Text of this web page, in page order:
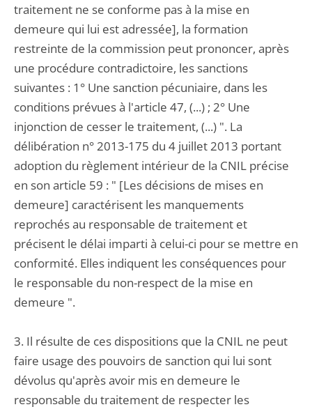
traitement ne se conforme pas à la mise en
demeure qui lui est adressée], la formation
restreinte de la commission peut prononcer, après
une procédure contradictoire, les sanctions
suivantes : 1° Une sanction pécuniaire, dans les
conditions prévues à l'article 47, (...) ; 2° Une
injonction de cesser le traitement, (...) ". La
délibération n° 2013-175 du 4 juillet 2013 portant
adoption du règlement intérieur de la CNIL précise
en son article 59 : " [Les décisions de mises en
demeure] caractérisent les manquements
reprochés au responsable de traitement et
précisent le délai imparti à celui-ci pour se mettre en
conformité. Elles indiquent les conséquences pour
le responsable du non-respect de la mise en
demeure ".
3. Il résulte de ces dispositions que la CNIL ne peut
faire usage des pouvoirs de sanction qui lui sont
dévolus qu'après avoir mis en demeure le
responsable du traitement de respecter les